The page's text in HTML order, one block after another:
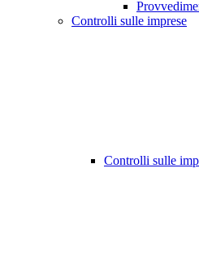
Controlli sulle imprese
Controlli sulle